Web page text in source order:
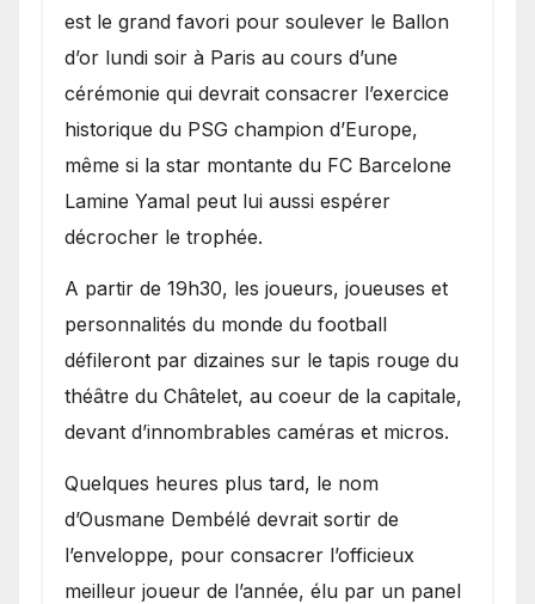
est le grand favori pour soulever le Ballon
d’or lundi soir à Paris au cours d’une
cérémonie qui devrait consacrer l’exercice
historique du PSG champion d’Europe,
même si la star montante du FC Barcelone
Lamine Yamal peut lui aussi espérer
décrocher le trophée.
A partir de 19h30, les joueurs, joueuses et
personnalités du monde du football
défileront par dizaines sur le tapis rouge du
théâtre du Châtelet, au coeur de la capitale,
devant d’innombrables caméras et micros.
Quelques heures plus tard, le nom
d’Ousmane Dembélé devrait sortir de
l’enveloppe, pour consacrer l’officieux
meilleur joueur de l’année, élu par un panel